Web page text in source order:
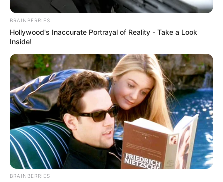
(foto: flickr)
5. KelelawarSpotted, yakni spesies yang memiliki
ukuran telinga yang cukup besar dengan tiga bintik
putih dipunggungnya
BRAINBERRIES
Hollywood's Inaccurate Portrayal of Reality - Take a Look
Inside!
BRAINBERRIES